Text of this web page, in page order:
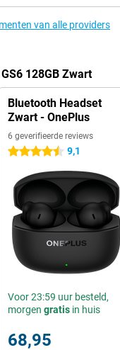
van alle providers
128GB Zwart
Bluetooth Headset
Zwart - OnePlus
6 geverifieerde reviews
4.5 sterren 9,1
Voor 23:59 uur besteld,
morgen gratisin huis
68,95